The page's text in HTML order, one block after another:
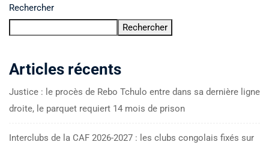
Rechercher
Rechercher
Articles récents
Justice : le procès de Rebo Tchulo entre dans sa dernière ligne
droite, le parquet requiert 14 mois de prison
Interclubs de la CAF 2026-2027 : les clubs congolais fixés sur